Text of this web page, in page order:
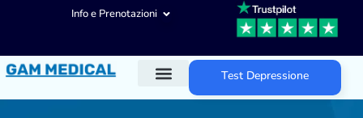
Info e Prenotazioni
Test Depressione